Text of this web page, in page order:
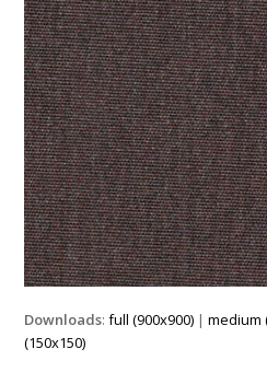
Downloads:full (900x900) |medium
(150x150)